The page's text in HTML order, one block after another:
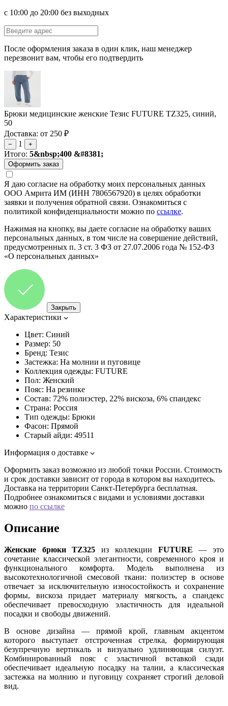
с 10:00 до 20:00 без выходных
После оформления заказа в один клик, наш менеджер
перезвонит вам, чтобы его подтвердить
Брюки медицинские женские Тезис FUTURE TZ325, синий,
50
Доставка: от 250 ₽
− 1 +
Итого: 5&nbsp;400 &#8381;
Я даю согласие на обработку моих персональных данных
ООО Амрита ИМ (ИНН 7806567920) в целях обработки
заявки и получения обратной связи. Ознакомиться с
политикой конфиденциальности можно по ссылке.
Нажимая на кнопку, вы даете согласие на обработку ваших
персональных данных, в том числе на совершение действий,
предусмотренных п. 3 ст. 3 ФЗ от 27.07.2006 года № 152-ФЗ
«О персональных данных»
Закрыть
Характеристики
Цвет: Синий
Размер: 50
Бренд: Тезис
Застежка: На молнии и пуговице
Коллекция одежды: FUTURE
Пол: Женский
Пояс: На резинке
Состав: 72% полиэстер, 22% вискоза, 6% спандекс
Страна: Россия
Тип одежды: Брюки
Фасон: Прямой
Старый айди: 49511
Информация о доставке
Оформить заказ возможно из любой точки России. Стоимость
и срок доставки зависит от города в котором вы находитесь.
Доставка на территории Санкт-Петербурга бесплатная.
Подробнее ознакомиться с видами и условиями доставки
можно по ссылке
Описание
Женские брюки TZ325 из коллекции FUTURE — это
сочетание классической элегантности, современного кроя и
функционального комфорта. Модель выполнена из
высокотехнологичной смесовой ткани: полиэстер в основе
отвечает за исключительную износостойкость и сохранение
формы, вискоза придает материалу мягкость, а спандекс
обеспечивает превосходную эластичность для идеальной
посадки и свободы движений.
В основе дизайна — прямой крой, главным акцентом
которого выступает отстроченная стрелка, формирующая
безупречную вертикаль и визуально удлиняющая силуэт.
Комбинированный пояс с эластичной вставкой сзади
обеспечивает идеальную посадку на талии, а классическая
застежка на молнию и пуговицу сохраняет строгий деловой
вид.